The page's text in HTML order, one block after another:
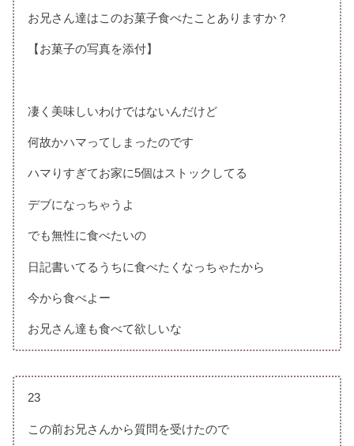
お兄さん達はこのお菓子食べたことありますか？
【お菓子の写真を添付】
凄く美味しいわけではないんだけど
何故かハマってしまったのです
ハマりすぎてお家に5個はストックしてる
デブになっちゃうよ
でも無性に食べたいの
日記書いてるうちに食べたくなっちゃたから
今から食べよー
お兄さん達も食べて欲しいな
23
この前お兄さんから質問を受けたので